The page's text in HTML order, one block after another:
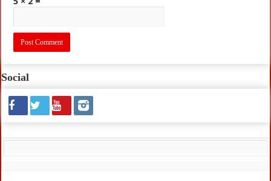
Social